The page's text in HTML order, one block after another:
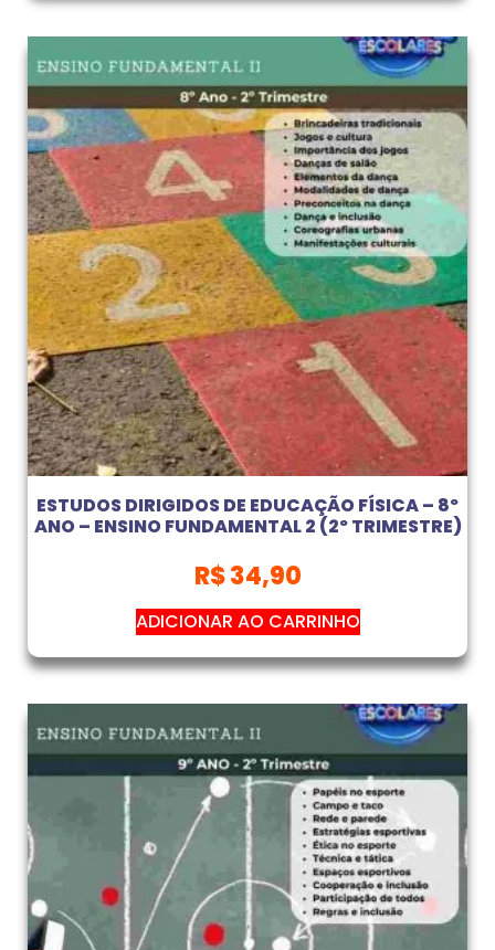
ESTUDOS DIRIGIDOS DE EDUCAÇÃO FÍSICA – 8º
ANO – ENSINO FUNDAMENTAL 2 (2º TRIMESTRE)
R$34,90
ADICIONAR AO CARRINHO